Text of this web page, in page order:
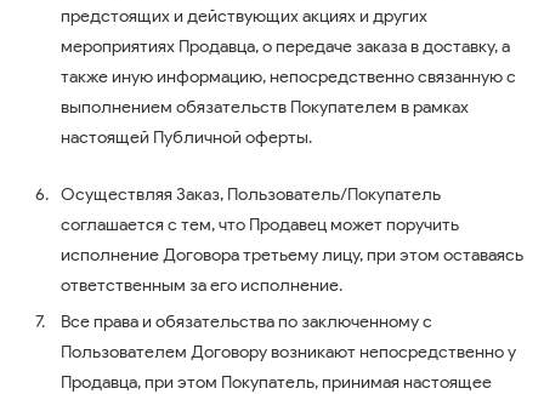
предстоящих и действующих акциях и других
мероприятиях Продавца, о передаче заказа в доставку, а
также иную информацию, непосредственно связанную с
выполнением обязательств Покупателем в рамках
настоящей Публичной оферты.
Осуществляя Заказ, Пользователь/Покупатель
соглашается с тем, что Продавец может поручить
исполнение Договора третьему лицу, при этом оставаясь
ответственным за его исполнение.
Все права и обязательства по заключенному с
Пользователем Договору возникают непосредственно у
Продавца, при этом Покупатель, принимая настоящее